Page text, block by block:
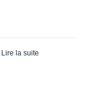
Lire la suite